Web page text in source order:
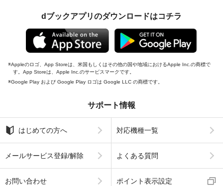
dブックアプリのダウンロードはコチラ
Appleのロゴ、App Storeは、米国もしくはその他の国や地域におけるApple Inc.の商標で
す。App Storeは、Apple Inc.のサービスマークです。
Google Play および Google Play ロゴは Google LLC の商標です。
サポート情報
はじめての方へ 対応機種一覧
メールサービス登録/解除 よくある質問
お問い合わせ ポイント表示設定